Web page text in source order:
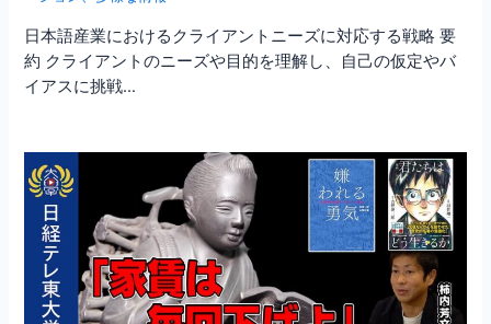
日本語産業におけるクライアントニーズに対応する戦略 要
約 クライアントのニーズや目的を理解し、自己の仮定やバ
イアスに挑戦…